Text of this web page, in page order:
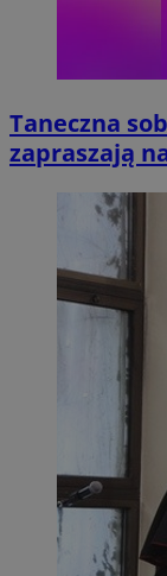
Taneczna
zapraszają